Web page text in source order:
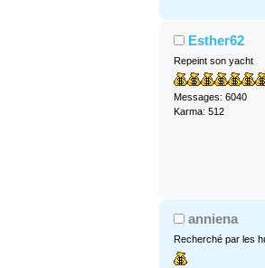
Esther62
Repeint son yacht
Messages: 6040
Karma: 512
anniena
Recherché par les